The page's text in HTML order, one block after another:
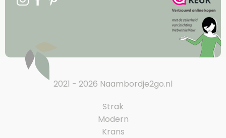
2021 - 2026 Naambordje2go.nl
Strak
Modern
Krans